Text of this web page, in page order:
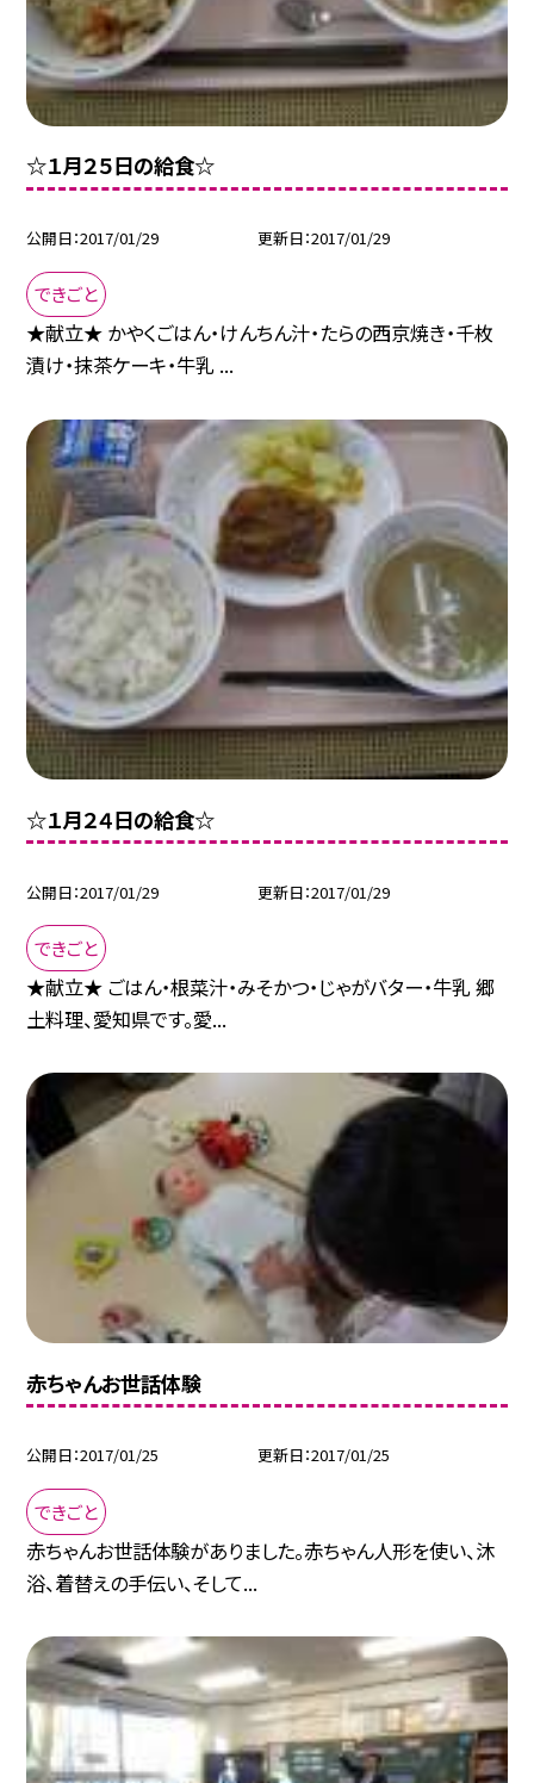
☆１月２５日の給食☆
公開日 2017/01/29 更新日 2017/01/29
できごと
★献立★ かやくごはん・けんちん汁・たらの西京焼き・千枚
漬け・抹茶ケーキ・牛乳 ...
☆１月２４日の給食☆
公開日 2017/01/29 更新日 2017/01/29
できごと
★献立★ ごはん・根菜汁・みそかつ・じゃがバター・牛乳 郷
土料理、愛知県です。愛...
赤ちゃんお世話体験
公開日 2017/01/25 更新日 2017/01/25
できごと
赤ちゃんお世話体験がありました。赤ちゃん人形を使い、沐
浴、着替えの手伝い、そして...